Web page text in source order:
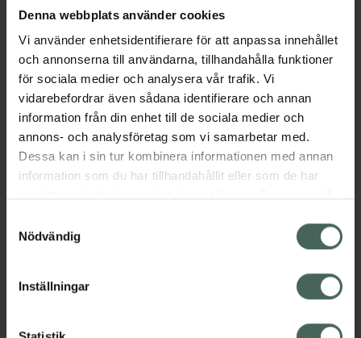
Denna webbplats använder cookies
Vi använder enhetsidentifierare för att anpassa innehållet
och annonserna till användarna, tillhandahålla funktioner
för sociala medier och analysera vår trafik. Vi
vidarebefordrar även sådana identifierare och annan
information från din enhet till de sociala medier och
annons- och analysföretag som vi samarbetar med.
Dessa kan i sin tur kombinera informationen med annan
information som du har tillhandahållit eller som de har
återkalla ditt samtycke via webbplatsens
cookieinställningar. Ett återkallat samtycke påverkar inte
lagligheten av behandling som skett innan återkallelsen.
Nödvändig
Inställningar
Beskrivning Dölj
Läs alltid bipacksedeln innan
användning.
EAN:
00191778017830